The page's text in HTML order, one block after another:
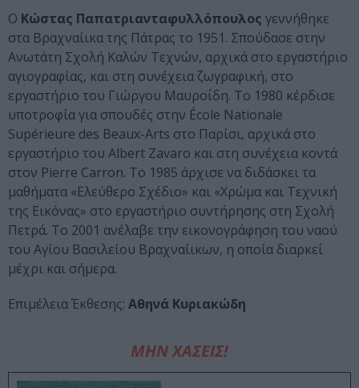
Ο Κώστας Παπατριανταφυλλόπουλος γεννήθηκε
στα Βραχναίικα της Πάτρας το 1951. Σπούδασε στην
Ανωτάτη Σχολή Καλών Τεχνών, αρχικά στο εργαστήριο
αγιογραφίας, και στη συνέχεια ζωγραφική, στο
εργαστήριο του Γιώργου Μαυροΐδη. Το 1980 κέρδισε
υποτροφία για σπουδές στην École Nationale
Supérieure des Beaux-Arts στο Παρίσι, αρχικά στο
εργαστήριο του Albert Zavaro και στη συνέχεια κοντά
στον Pierre Carron. Το 1985 άρχισε να διδάσκει τα
μαθήματα «Ελεύθερο Σχέδιο» και «Χρώμα και Τεχνική
της Εικόνας» στο εργαστήριο συντήρησης στη Σχολή
Πετρά. Το 2001 ανέλαβε την εικονογράφηση του ναού
του Αγίου Βασιλείου Βραχναίικων, η οποία διαρκεί
μέχρι και σήμερα.
Επιμέλεια Έκθεσης: Αθηνά Κυριακώδη
ΜΗΝ ΧΑΣΕΙΣ!